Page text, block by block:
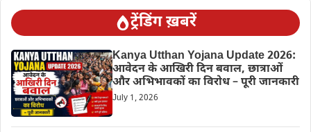
ट्रेंडिंग ख़बरें
Kanya Utthan Yojana Update 2026:
आवेदन के आखिरी दिन बवाल, छात्राओं
और अभिभावकों का विरोध – पूरी जानकारी
July 1, 2026